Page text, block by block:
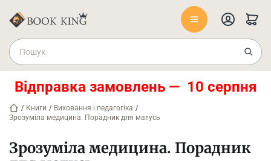
Відправка замовлень — 10 серпня
/ Книги / Виховання і педагогіка /
Зрозуміла медицина. Порадник для матусь
Зрозуміла медицина. Порадник